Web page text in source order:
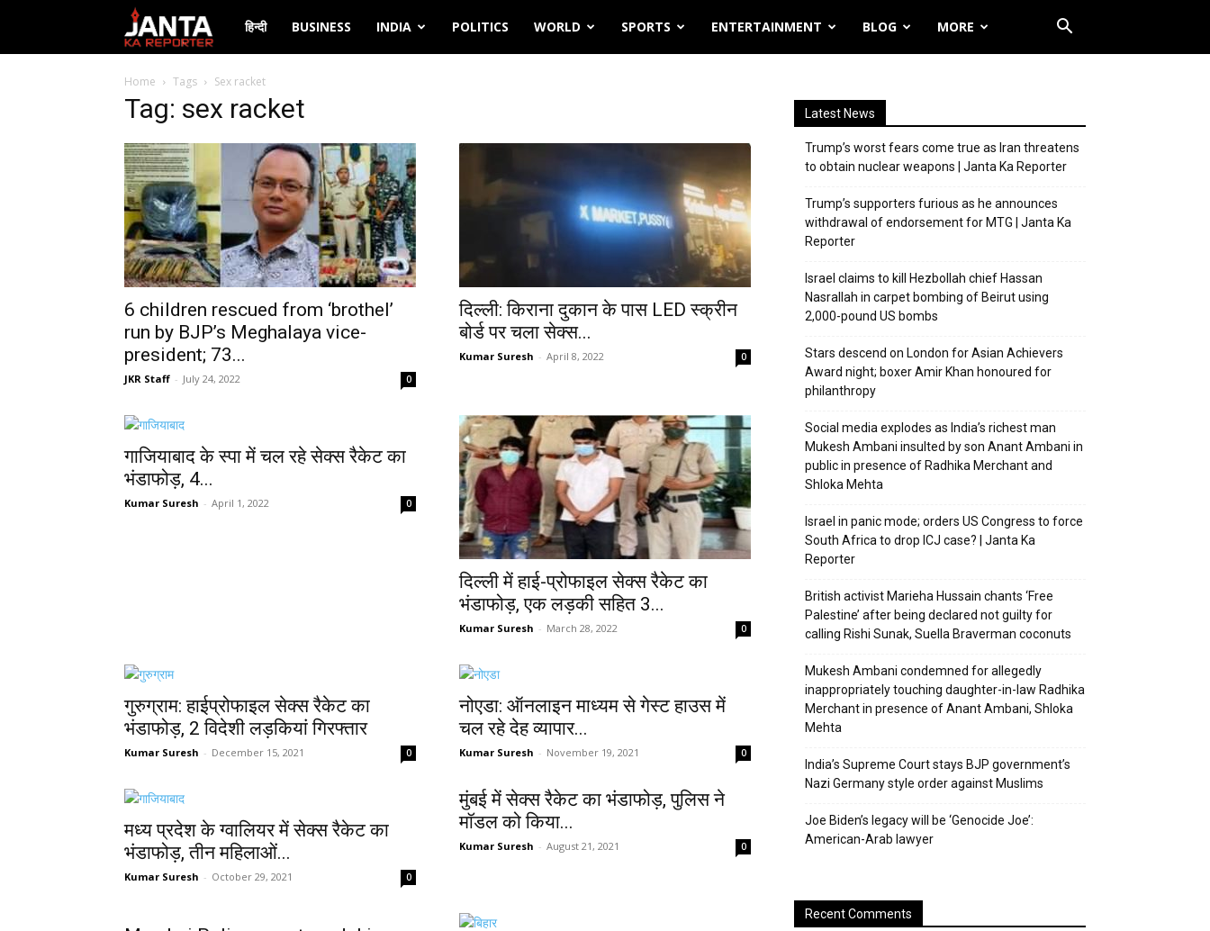
Janta
Ka
हिन्दी BUSINESS INDIA POLITICS WORLD SPORTS ENTERTAINMENT BLOG MORE
Home Tags Sex racket
Tag: sex racket
6 children rescued from ‘brothel’
run by BJP’s Meghalaya vice-
president; 73...
JKR Staff - July 24, 2022 0
दिल्ली: किराना दुकान के पास LED स्क्रीन
बोर्ड पर चला सेक्स...
Kumar Suresh - April 8, 2022 0
गाजियाबाद के स्पा में चल रहे सेक्स रैकेट का
भंडाफोड़, 4...
Kumar Suresh - April 1, 2022 0
दिल्ली में हाई-प्रोफाइल सेक्स रैकेट का
भंडाफोड़, एक लड़की सहित 3...
Kumar Suresh - March 28, 2022 0
गुरुग्राम: हाईप्रोफाइल सेक्‍स रैकेट का
भंडाफोड़, 2 विदेशी लड़कियां गिरफ्तार
Kumar Suresh - December 15, 2021 0
नोएडा: ऑनलाइन माध्यम से गेस्ट हाउस में
चल रहे देह व्यापार...
Kumar Suresh - November 19, 2021 0
मध्य प्रदेश के ग्वालियर में सेक्स रैकेट का
भंडाफोड़, तीन महिलाओं...
Kumar Suresh - October 29, 2021 0
मुंबई में सेक्‍स रैकेट का भंडाफोड़, पुलिस ने
मॉडल को किया...
Kumar Suresh - August 21, 2021 0
Latest News
Trump’s worst fears come true as Iran threatens
to obtain nuclear weapons | Janta Ka Reporter
Trump’s supporters furious as he announces
withdrawal of endorsement for MTG | Janta Ka
Reporter
Israel claims to kill Hezbollah chief Hassan
Nasrallah in carpet bombing of Beirut using
2,000-pound US bombs
Stars descend on London for Asian Achievers
Award night; boxer Amir Khan honoured for
philanthropy
Social media explodes as India’s richest man
Mukesh Ambani insulted by son Anant Ambani in
public in presence of Radhika Merchant and
Shloka Mehta
Israel in panic mode; orders US Congress to force
South Africa to drop ICJ case? | Janta Ka
Reporter
British activist Marieha Hussain chants ‘Free
Palestine’ after being declared not guilty for
calling Rishi Sunak, Suella Braverman coconuts
Mukesh Ambani condemned for allegedly
inappropriately touching daughter-in-law Radhika
Merchant in presence of Anant Ambani, Shloka
Mehta
India’s Supreme Court stays BJP government’s
Nazi Germany style order against Muslims
Joe Biden’s legacy will be ‘Genocide Joe’:
American-Arab lawyer
Recent Comments